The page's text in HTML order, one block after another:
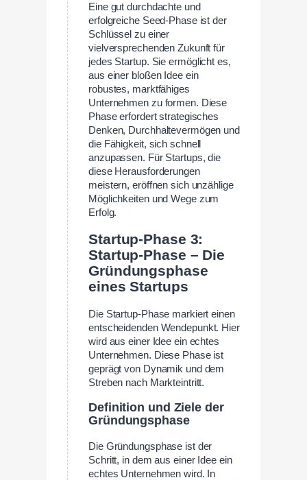
Eine gut durchdachte und
erfolgreiche Seed-Phase ist der
Schlüssel zu einer
vielversprechenden Zukunft für
jedes Startup. Sie ermöglicht es,
aus einer bloßen Idee ein
robustes, marktfähiges
Unternehmen zu formen. Diese
Phase erfordert strategisches
Denken, Durchhaltevermögen und
die Fähigkeit, sich schnell
anzupassen. Für Startups, die
diese Herausforderungen
meistern, eröffnen sich unzählige
Möglichkeiten und Wege zum
Erfolg.
Startup-Phase 3:
Startup-Phase – Die
Gründungsphase
eines Startups
Die Startup-Phase markiert einen
entscheidenden Wendepunkt. Hier
wird aus einer Idee ein echtes
Unternehmen. Diese Phase ist
geprägt von Dynamik und dem
Streben nach Markteintritt.
Definition und Ziele der
Gründungsphase
Die Gründungsphase ist der
Schritt, in dem aus einer Idee ein
echtes Unternehmen wird. In